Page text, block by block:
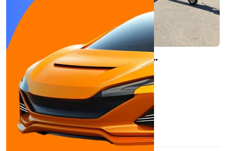
ТРЕЙЛЕР 82942К (3,5×2,0/R13- -/РЕС)
Прицепы
Длина борта:
Ширина борта:1980 мм
Высота борта:310 мм
Грузоподъемность:
Количество секций:1 секции